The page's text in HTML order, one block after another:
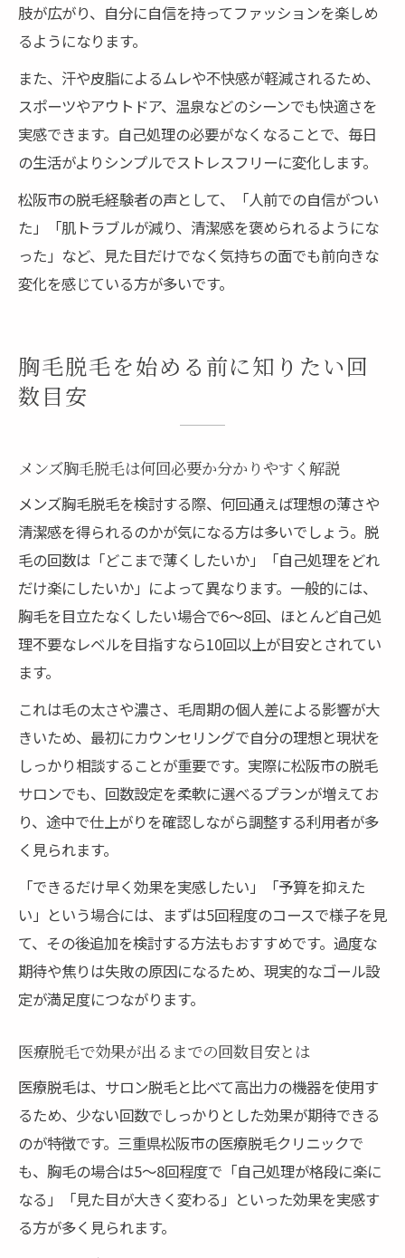
肢が広がり、自分に自信を持ってファッションを楽しめ
るようになります。
また、汗や皮脂によるムレや不快感が軽減されるため、
スポーツやアウトドア、温泉などのシーンでも快適さを
実感できます。自己処理の必要がなくなることで、毎日
の生活がよりシンプルでストレスフリーに変化します。
松阪市の脱毛経験者の声として、「人前での自信がつい
た」「肌トラブルが減り、清潔感を褒められるようにな
った」など、見た目だけでなく気持ちの面でも前向きな
変化を感じている方が多いです。
胸毛脱毛を始める前に知りたい回
数目安
メンズ胸毛脱毛は何回必要か分かりやすく解説
メンズ胸毛脱毛を検討する際、何回通えば理想の薄さや
清潔感を得られるのかが気になる方は多いでしょう。脱
毛の回数は「どこまで薄くしたいか」「自己処理をどれ
だけ楽にしたいか」によって異なります。一般的には、
胸毛を目立たなくしたい場合で6〜8回、ほとんど自己処
理不要なレベルを目指すなら10回以上が目安とされてい
ます。
これは毛の太さや濃さ、毛周期の個人差による影響が大
きいため、最初にカウンセリングで自分の理想と現状を
しっかり相談することが重要です。実際に松阪市の脱毛
サロンでも、回数設定を柔軟に選べるプランが増えてお
り、途中で仕上がりを確認しながら調整する利用者が多
く見られます。
「できるだけ早く効果を実感したい」「予算を抑えた
い」という場合には、まずは5回程度のコースで様子を見
て、その後追加を検討する方法もおすすめです。過度な
期待や焦りは失敗の原因になるため、現実的なゴール設
定が満足度につながります。
医療脱毛で効果が出るまでの回数目安とは
医療脱毛は、サロン脱毛と比べて高出力の機器を使用す
るため、少ない回数でしっかりとした効果が期待できる
のが特徴です。三重県松阪市の医療脱毛クリニックで
も、胸毛の場合は5〜8回程度で「自己処理が格段に楽に
なる」「見た目が大きく変わる」といった効果を実感す
る方が多く見られます。